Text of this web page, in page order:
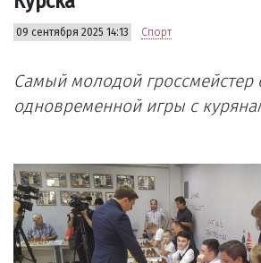
09 сентября 2025 14:13 Спорт
Самый молодой гроссмейстер
одновременной игры с